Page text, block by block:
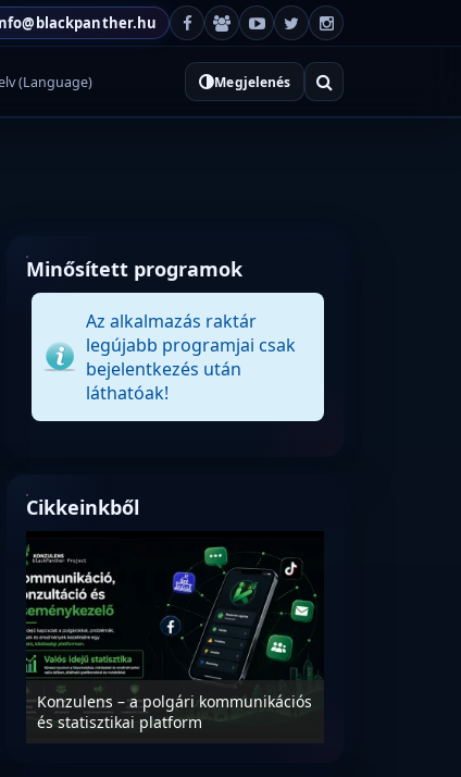
(Language) Megjelenés
Minősített programok
Az alkalmazás raktár
legújabb programjai csak
bejelentkezés után
láthatóak!
Cikkeinkből
Konzulens – a polgári kommunikációs
és statisztikai platform